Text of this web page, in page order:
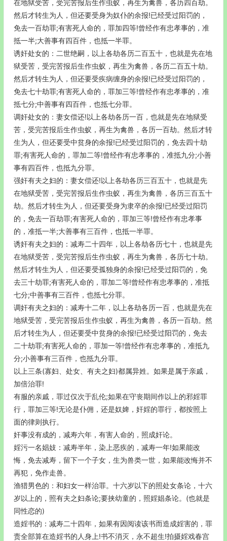
在地狱受苦，受完苦报后生作虫蚁，再生为禽兽，各历四百劫。
然后才转生为人，但还要受身为奴仆的余报!已经受过阳罚的，
免去一百劫罪;有害死人命的，罪加四等!曾经作有忠孝事的，准
抵一半;大善事有四百件，也抵一半罪。
诱奸处女的：二世绝嗣，以上各劫各历二百五十，也就是先在地
狱受苦，受完苦报后生作虫蚁，再生为禽兽，各历二百五十劫。
然后才转生为人，但还要受疾病缠身的余报!已经受过阳罚的，
免去七十劫罪;有害死人命的，罪加三等!曾经作有忠孝事的，准
抵七分;中善事有四百件，也抵七分罪。
调奸处女的：妻女偿还!以上各劫各历一百，也就是先在地狱受
苦，受完苦报后生作虫蚁，再生为禽兽，各历一百劫。然后才转
生为人，但还要受中贫身的余报!已经受过阳罚的，免去四十劫
罪;有害死人命的，罪加二等!曾经作有忠孝事的，准抵九分;小善
事有四百件，也抵九分罪。
强奸有夫之妇的：妻女偿还!以上各劫各历三百五十，也就是先
在地狱受苦，受完苦报后生作虫蚁，再生为禽兽，各历三百五十
劫。然后才转生为人，但还要受身为隶卒的余报!已经受过阳罚
的，免去一百劫罪;有害死人命的，罪加三等!曾经作有忠孝事
的，准抵一半;大善事有三百件，也抵一半罪。
诱奸有夫之妇的：减寿二十四年，以上各劫各历七十，也就是先
在地狱受苦，受完苦报后生作虫蚁，再生为禽兽，各历七十劫。
然后才转生为人，但还要受孤独身的余报!已经受过阳罚的，免
去三十劫罪;有害死人命的，罪加二等!曾经作有忠孝事的，准抵
七分;中善事有三百件，也抵七分罪。
调奸有夫之妇的：减寿十二年，以上各劫各历一百，也就是先在
地狱受苦，受完苦报后生作虫蚁，再生为禽兽，各历一百劫。然
后才转生为人，但还要受中贫身的余报!已经受过阳罚的，免去
二十劫罪;有害死人命的，罪加一等!曾经作有忠孝事的，准抵九
分;小善事有三百件，也抵九分罪。
以上三条(寡妇、处女、有夫之妇)都属异姓。如果是属于亲戚，
加倍治罪!
有服的亲戚，罪过仅次于乱伦;如果在守丧期间作以上的邪婬罪
行，罪加三等!无论是仆佣，还是奴婢，奸婬的罪行，都按照上
面的律则执行。
奸事没有成的，减寿六年，有害人命的，照成奸论。
婬污一名娼妓：减寿半年，染上恶疾的，减寿一年!如果能改
悔，免去减寿，留下一个子女，生为兽类一世，如果能改悔并不
再犯，免作走兽。
渔猎男色的：和妇女一样治罪。十六岁以下的照处女条论，十六
岁以上的，照有夫之妇条论;要挟幼童的，照婬娼条论。(也就是
同性恋的)
造婬书的：减寿二十四年，如果有因阅读该书而造成婬害的，罪
责全部算在造婬书的人身上!书不消灭，永不超生!拍摄婬戏春宫